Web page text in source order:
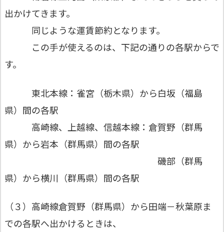
出かけてきます。
同じような運賃節約となります。
この手が使えるのは、下記の通りの各駅からで
す。
東北本線：雀宮（栃木県）から白坂（福島
県）間の各駅
高崎線、上越線、信越本線：倉賀野（群馬
県）から岩本（群馬県）間の各駅
磯部（群馬
県）から横川（群馬県）間の各駅
（３）高崎線倉賀野（群馬県）から田端－秋葉原ま
での各駅へ出かけるときは、